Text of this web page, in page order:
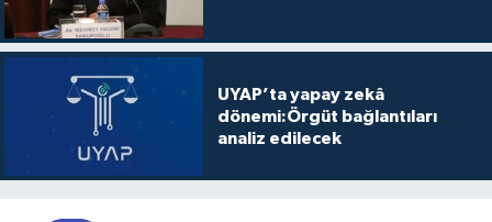
UYAP’ta yapay zekâ
dönemi:Örgüt bağlantıları
analiz edilecek